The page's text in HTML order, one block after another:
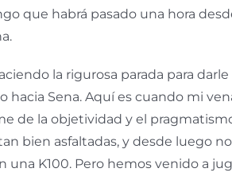
que habrá pasado una hora
la rigurosa parada para darle
hacia Sena. Aquí es cuando mi
de la objetividad y el
bien asfaltadas, y desde luego
una K100. Pero hemos venido a